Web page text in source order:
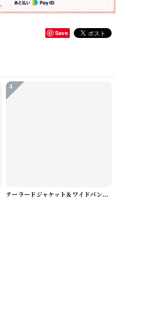
Save
4
テーラードジャケット＆ワイドパンツスーツwithスカーフ A0987